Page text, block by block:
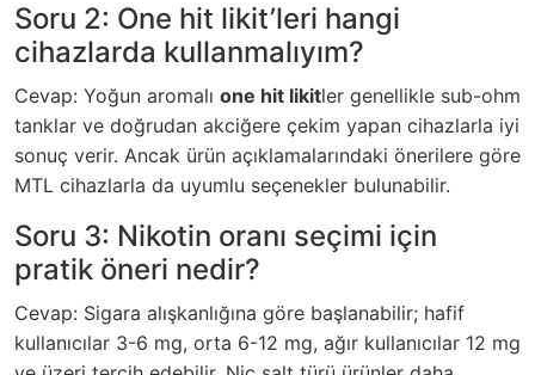
Soru 2: One hit likit’leri hangi
cihazlarda kullanmalıyım?
Cevap: Yoğun aromalı one hit likitler genellikle sub-ohm
tanklar ve doğrudan akciğere çekim yapan cihazlarla iyi
sonuç verir. Ancak ürün açıklamalarındaki önerilere göre
MTL cihazlarla da uyumlu seçenekler bulunabilir.
Soru 3: Nikotin oranı seçimi için
pratik öneri nedir?
Cevap: Sigara alışkanlığına göre başlanabilir; hafif
kullanıcılar 3-6 mg, orta 6-12 mg, ağır kullanıcılar 12 mg